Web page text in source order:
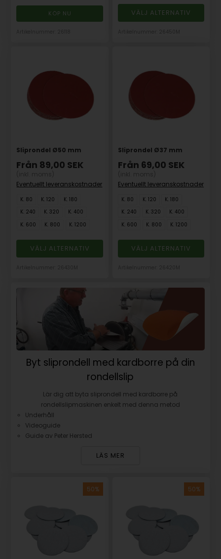
VÄLJ ALTERNATIV
Sliprondel Ø50 mm
Från 89,00 SEK
Eventuellt leveranskostnader
K. 80 K. 120
K. 180
K. 240
K. 320
K. 400
K. 600
K. 800 K. 1200
VÄLJ ALTERNATIV
Sliprondel Ø37 mm
Från 69,00 SEK
Eventuellt leveranskostnader
K. 80 K. 120
K. 180
K. 240
K. 320
K. 400
K. 600
K. 800 K. 1200
VÄLJ ALTERNATIV
Byt sliprondell med kardborre på din
rondellslip
Lär dig att byta sliprondell med kardborre på
rondellslipmaskinen enkelt med denna metod
Underhåll
Videoguide
Guide av Peter Hersted
LÄS MER